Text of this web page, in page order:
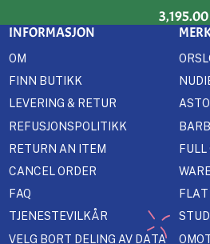
INFORMASJON
OM
FINN BUTIKK
LEVERING & RETUR
REFUSJONSPOLITIKK
RETURN AN ITEM
CANCEL ORDER
FAQ
TJENESTEVILKÅR
VELG BORT DELING AV DATA
FULL
FLAT